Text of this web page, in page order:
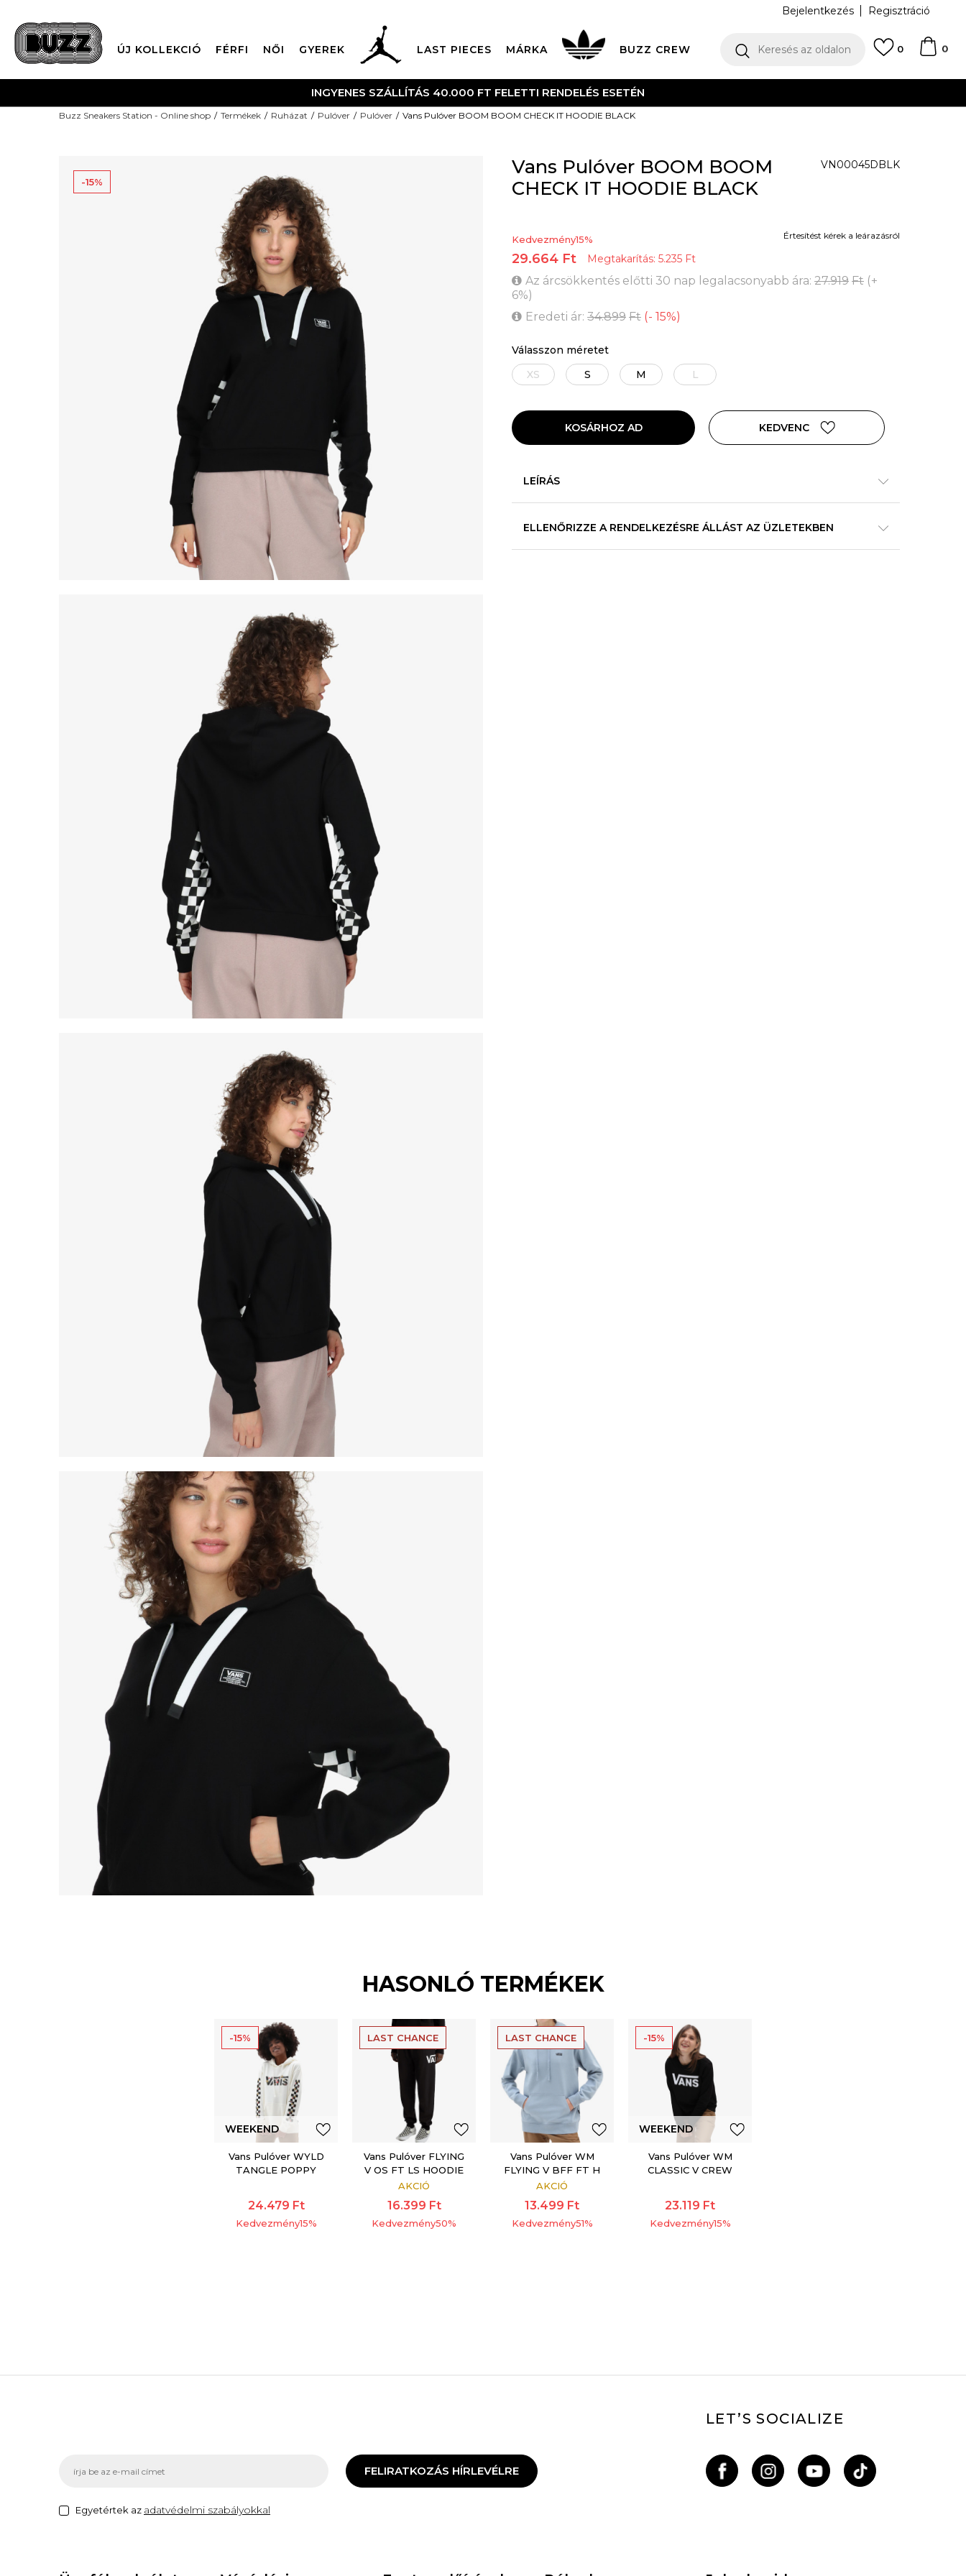
Bejelentkezés Regisztráció
ÚJ KOLLEKCIÓ FÉRFI NŐI GYEREK LAST PIECES MÁRKA BUZZ CREW Keresés az oldalon 0
0
INGYENES SZÁLLÍTÁS 40.000 FT FELETTI RENDELÉS ESETÉN
Buzz Sneakers Station - Online shop Termékek Ruházat Pulóver Pulóver Vans Pulóver BOOM BOOM CHECK IT HOODIE BLACK
-15%
Vans Pulóver BOOM BOOM
CHECK IT HOODIE BLACK
VN00045DBLK
Kedvezmény15%
29.664 Ft Megtakarítás: 5.235 Ft
Az árcsökkentés előtti 30 nap legalacsonyabb ára: 27.919 Ft (+
6%)
Eredeti ár: 34.899 Ft (- 15%)
Értesítést kérek a leárazásról
Válasszon méretet
XS
S M L
KOSÁRHOZ AD KEDVENC
LEÍRÁS
ELLENŐRIZZE A RENDELKEZÉSRE ÁLLÁST AZ ÜZLETEKBEN
HASONLÓ TERMÉKEK
-15%
WEEKEND
OFFER
Vans Pulóver WYLD
TANGLE POPPY
24.479 Ft
Kedvezmény15%
LAST CHANCE
Vans Pulóver FLYING
V OS FT LS HOODIE
FLYING V Black
AKCIÓ
16.399 Ft
Kedvezmény50%
LAST CHANCE
Vans Pulóver WM
FLYING V BFF FT H
FLYV ABLU
AKCIÓ
13.499 Ft
Kedvezmény51%
-15%
WEEKEND
OFFER
Vans Pulóver WM
CLASSIC V CREW
23.119 Ft
Kedvezmény15%
FELIRATKOZÁS HÍRLEVÉLRE
Egyetértek az adatvédelmi szabályokkal
LET’S SOCIALIZE